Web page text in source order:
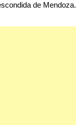
de Mendoza.